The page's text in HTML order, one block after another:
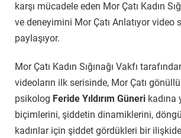
karşı mücadele eden Mor Çatı Kadın
ve deneyimini Mor Çatı Anlatıyor video
paylaşıyor.
Mor Çatı Kadın Sığınağı Vakfı
videoların ilk serisinde, Mor Çatı
psikolog Feride Yıldırım Güneri
biçimlerini, şiddetin dinamiklerini,
kadınlar için şiddet gördükleri bir